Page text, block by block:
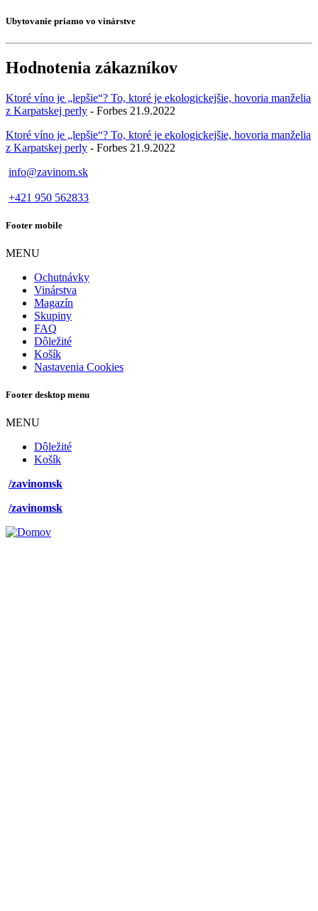
Ubytovanie priamo vo vinárstve
Hodnotenia zákazníkov
Ktoré víno je „lepšie“? To, ktoré je ekologickejšie, hovoria manželia
z Karpatskej perly - Forbes 21.9.2022
Ktoré víno je „lepšie“? To, ktoré je ekologickejšie, hovoria manželia
z Karpatskej perly - Forbes 21.9.2022
info@zavinom.sk
+421 950 562833
Footer mobile
MENU
Ochutnávky
Vinárstva
Magazín
Skupiny
FAQ
Dôležité
Košík
Nastavenia Cookies
Footer desktop menu
MENU
Dôležité
Košík
/zavinomsk
/zavinomsk